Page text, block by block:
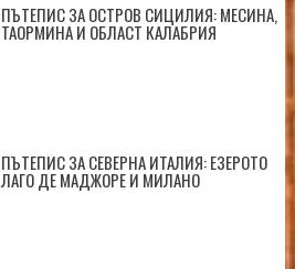
ПЪТЕПИС ЗА ОСТРОВ СИЦИЛИЯ: МЕСИНА,
ТАОРМИНА И ОБЛАСТ КАЛАБРИЯ
ПЪТЕПИС ЗА СЕВЕРНА ИТАЛИЯ: ЕЗЕРОТО
ЛАГО ДЕ МАДЖОРЕ И МИЛАНО